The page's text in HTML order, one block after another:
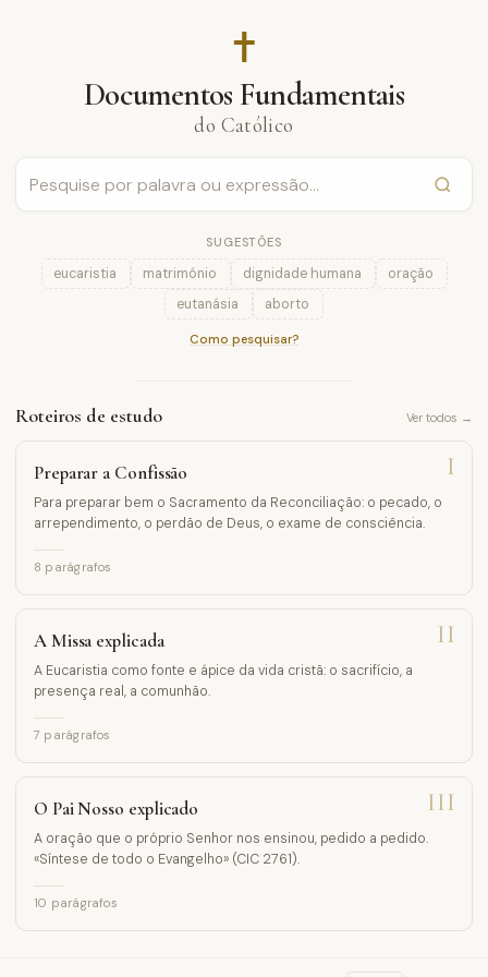
✝︎
Documentos Fundamentais
do Católico
SUGESTÕES
eucaristia matrimónio dignidade humana
oração
eutanásia
aborto
Como pesquisar?
Roteiros de estudo Ver todos →
I
Preparar a Confissão
Para preparar bem o Sacramento da Reconciliação: o pecado, o
arrependimento, o perdão de Deus, o exame de consciência.
8 parágrafos
II
A Missa explicada
A Eucaristia como fonte e ápice da vida cristã: o sacrifício, a
presença real, a comunhão.
7 parágrafos
III
O Pai Nosso explicado
A oração que o próprio Senhor nos ensinou, pedido a pedido.
«Síntese de todo o Evangelho» (CIC 2761).
10 parágrafos